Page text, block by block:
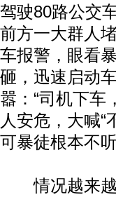
驾驶80路公交
前方一大群人
车报警，眼看
砸，迅速启动
嚣：“司机下车
人安危，大喊
可暴徒根本不
情况越来越